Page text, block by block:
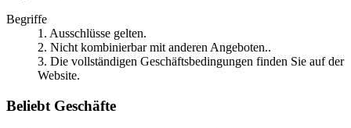
Begriffe
1. Ausschlüsse gelten.
2. Nicht kombinierbar mit anderen Angeboten..
3. Die vollständigen Geschäftsbedingungen finden Sie auf der
Website.
Beliebt Geschäfte